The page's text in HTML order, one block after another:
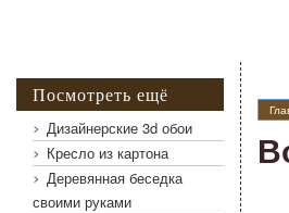
Посмотреть ещё
Дизайнерские 3d обои
Кресло из картона
Деревянная беседка
своими руками